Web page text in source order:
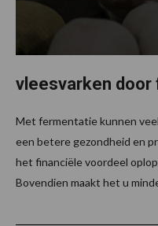
vleesvarken
Met fermentatie kunnen
een betere gezondheid en
het financiële voordeel
Bovendien maakt het u